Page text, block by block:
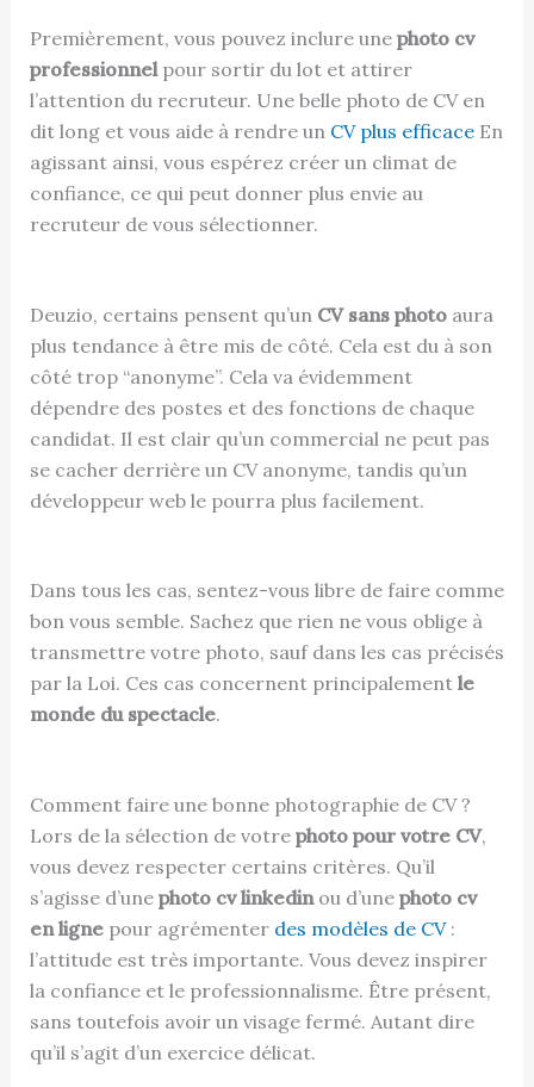
Premièrement, vous pouvez inclure une photo cv
professionnelpour sortir du lot et attirer
l’attention du recruteur. Une belle photo de CV en
dit long et vous aide à rendre un CV plus efficaceEn
agissant ainsi, vous espérez créer un climat de
confiance, ce qui peut donner plus envie au
recruteur de vous sélectionner.
Deuzio, certains pensent qu’un CV sans photoaura
plus tendance à être mis de côté. Cela est du à son
côté trop “anonyme”. Cela va évidemment
dépendre des postes et des fonctions de chaque
candidat. Il est clair qu’un commercial ne peut pas
se cacher derrière un CV anonyme, tandis qu’un
développeur web le pourra plus facilement.
Dans tous les cas, sentez-vous libre de faire comme
bon vous semble. Sachez que rien ne vous oblige à
transmettre votre photo, sauf dans les cas précisés
par la Loi. Ces cas concernent principalement le
monde du spectacle.
Comment faire une bonne photographie de CV ?
Lors de la sélection de votre photo pour votre CV,
vous devez respecter certains critères. Qu’il
s’agisse d’une photo cv linkedinou d’une photo cv
en lignepour agrémenter des modèles de CV:
l’attitude est très importante. Vous devez inspirer
la confiance et le professionnalisme. Être présent,
sans toutefois avoir un visage fermé. Autant dire
qu’il s’agit d’un exercice délicat.